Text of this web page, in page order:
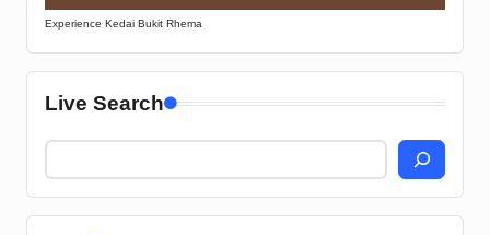
Experience Kedai Bukit Rhema
Live Search